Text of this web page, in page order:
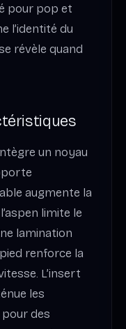
pour pop et
l’identité du
révèle quand
un noyau
augmente la
limite le
lamination
renforce la
L’insert
les
des